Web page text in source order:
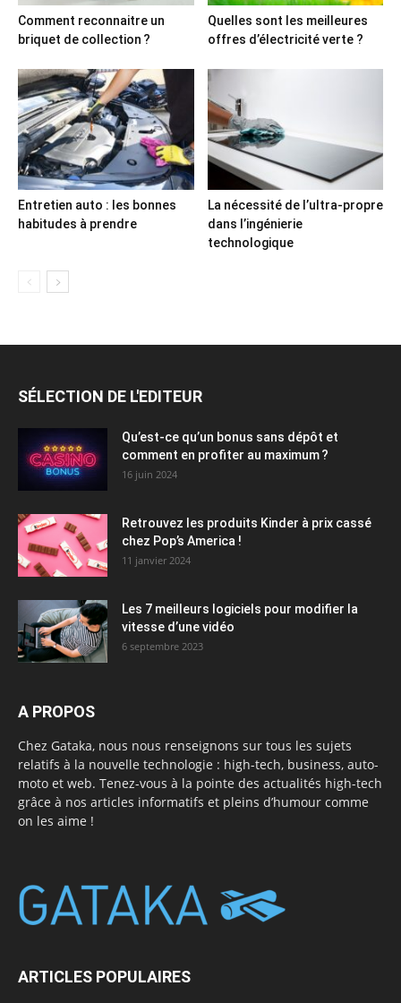
Comment reconnaitre un
briquet de collection ?
Quelles sont les meilleures
offres d’électricité verte ?
Entretien auto : les bonnes
habitudes à prendre
La nécessité de l’ultra-propre
dans l’ingénierie
technologique
SÉLECTION DE L'EDITEUR
Qu’est-ce qu’un bonus sans dépôt et
comment en profiter au maximum ?
16 juin 2024
Retrouvez les produits Kinder à prix cassé
chez Pop’s America !
11 janvier 2024
Les 7 meilleurs logiciels pour modifier la
vitesse d’une vidéo
6 septembre 2023
A PROPOS
Chez Gataka, nous nous renseignons sur tous les sujets
relatifs à la nouvelle technologie : high-tech, business, auto-
moto et web. Tenez-vous à la pointe des actualités high-tech
grâce à nos articles informatifs et pleins d’humour comme
on les aime !
ARTICLES POPULAIRES